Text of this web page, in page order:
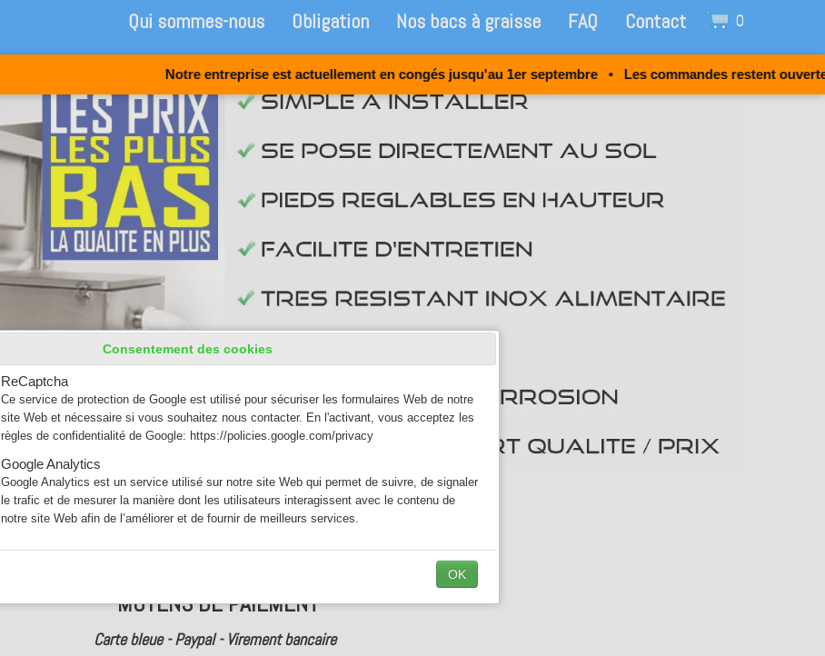
Qui sommes-nous Obligation Nos bacs à graisse FAQ Contact 0
INFORMATION GENERALE
MOYENS DE PAIEMENT
Carte bleue - Paypal - Virement bancaire
Notre entreprise est actuellement en congés jusqu'au 1er septembre • Les commandes restent ouvertes 24h/
Consentement des cookies
ReCaptcha
Ce service de protection de Google est utilisé pour sécuriser les formulaires Web de notre
site Web et nécessaire si vous souhaitez nous contacter. En l'activant, vous acceptez les
règles de confidentialité de Google: https://policies.google.com/privacy
Google Analytics
Google Analytics est un service utilisé sur notre site Web qui permet de suivre, de signaler
le trafic et de mesurer la manière dont les utilisateurs interagissent avec le contenu de
notre site Web afin de l’améliorer et de fournir de meilleurs services.
OK